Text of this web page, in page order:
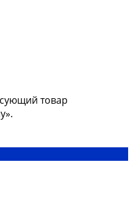
товар